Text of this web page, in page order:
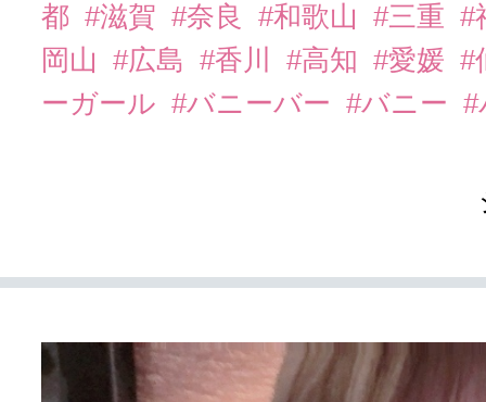
都 #滋賀 #奈良 #和歌山 #三重 #
岡山
#広島 #香川 #高知 #愛媛 #
ーガール #バニーバー #バニー #